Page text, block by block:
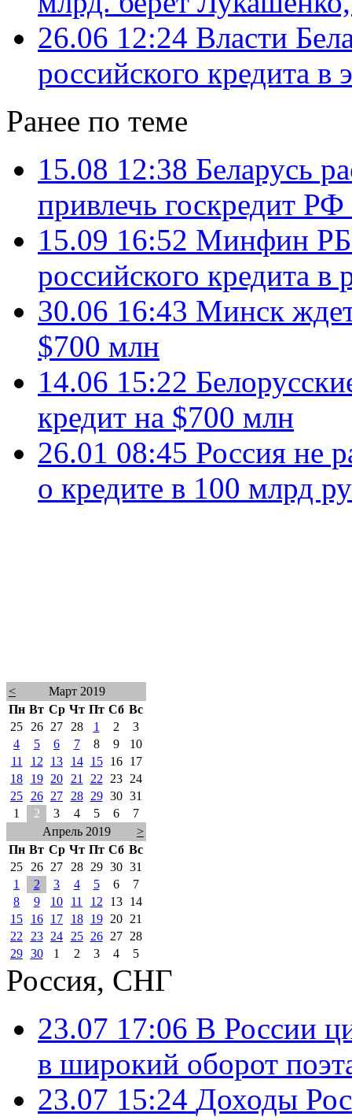
26.06 12:24 Власти
российского кредита в
Ранее по теме
15.08 12:38 Беларусь
привлечь госкредит
15.09 16:52 Минфин РБ
российского кредита в
30.06 16:43 Минск
$700 млн
14.06 15:22
кредит на $700 млн
26.01 08:45 Россия не
о кредите в 100 млрд
<
Март 2019
Пн Вт Ср Чт Пт Сб Вс
25
26 27 28 1 2
3
4
5 6 7 8 9
10
11
12 13 14 15 16
17
18
19 20 21 22 23
24
25
26 27 28 29 30 31
1
2 3 4 5 6
7
Апрель 2019
>
Пн Вт Ср Чт Пт Сб Вс
25
26 27 28 29 30 31
1
2 3 4 5 6
7
8
9 10 11 12 13
14
15
16 17 18 19 20
21
22
23 24 25 26 27
28
29 30 1 2 3 4 5
Россия, СНГ
23.07 17:06 В России
в широкий оборот
23.07 15:24 Доходы